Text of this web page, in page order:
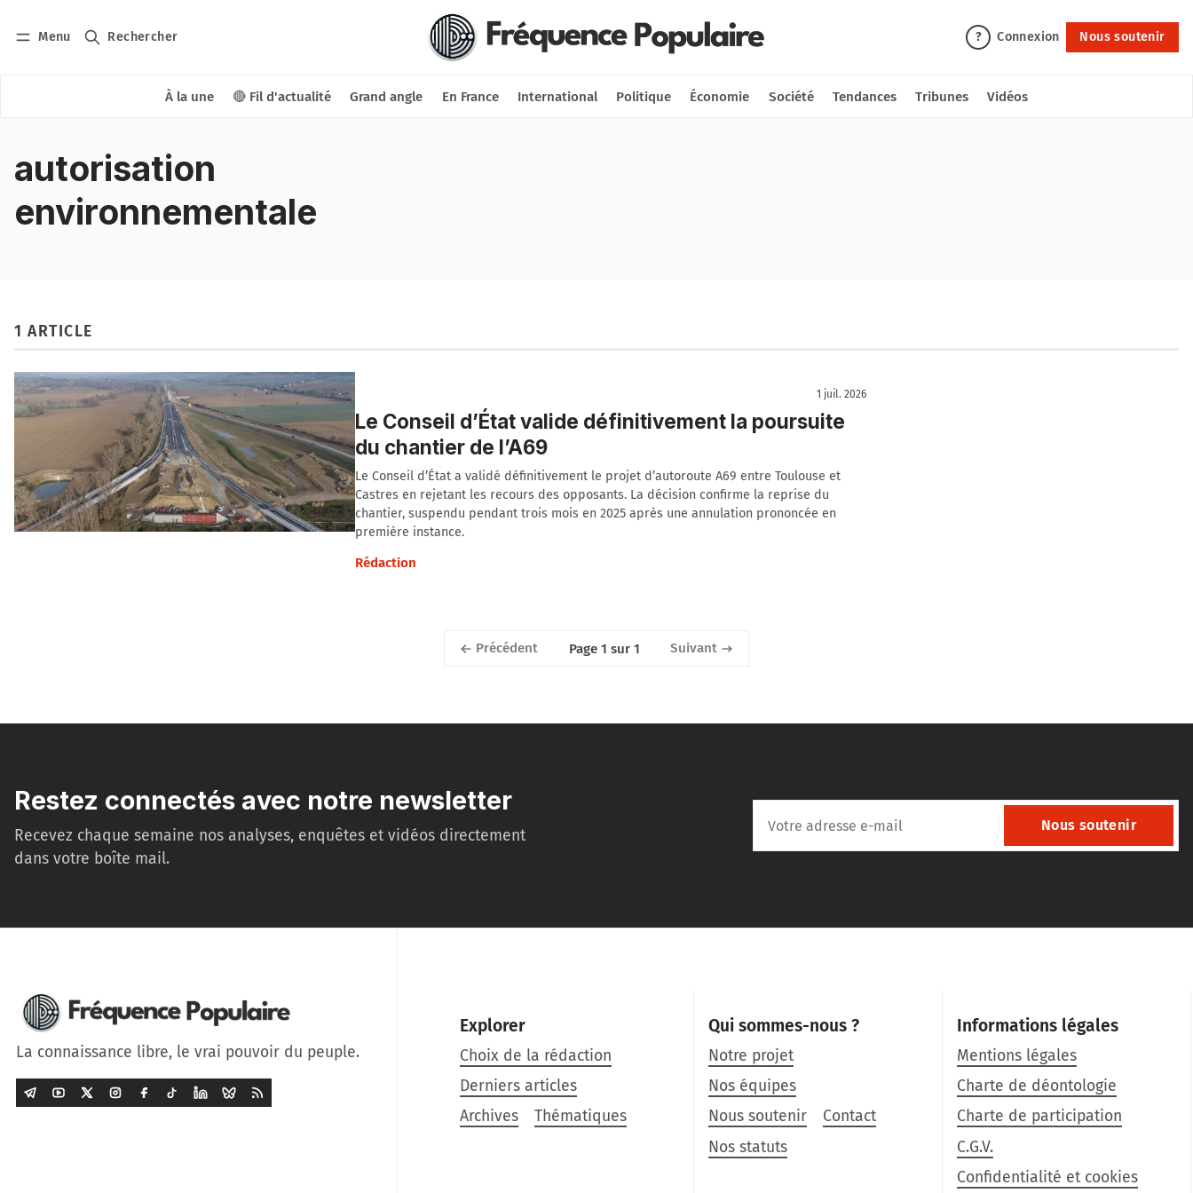
Menu Rechercher ? Connexion Nous soutenir
À la une 🔴 Fil d'actualité Grand angle En France International Politique Économie Société Tendances Tribunes Vidéos
Nous soutenir
autorisation
environnementale
1 ARTICLE
1 juil. 2026
Le Conseil d’État valide définitivement la poursuite
du chantier de l’A69
Le Conseil d’État a validé définitivement le projet d’autoroute A69 entre Toulouse et
Castres en rejetant les recours des opposants. La décision confirme la reprise du
chantier, suspendu pendant trois mois en 2025 après une annulation prononcée en
première instance.
Rédaction
Précédent Page 1 sur 1 Suivant
Restez connectés avec notre newsletter
Recevez chaque semaine nos analyses, enquêtes et vidéos directement
dans votre boîte mail.
Nous soutenir
La connaissance libre, le vrai pouvoir du peuple.
Explorer
Choix de la rédaction
Derniers articles
Archives
Thématiques
Qui sommes-nous ?
Notre projet
Nos équipes
Nous soutenir
Contact
Nos statuts
Informations légales
Mentions légales
Charte de déontologie
Charte de participation
C.G.V.
Confidentialité et cookies